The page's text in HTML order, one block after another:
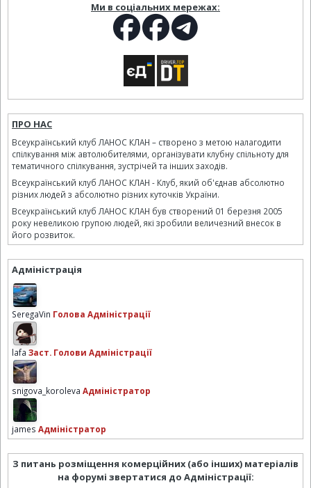
Ми в соціальних мережах:
ПРО НАС
Всеукраїнський клуб ЛАНОС КЛАН – створено з метою налагодити
спілкування між автолюбителями, організувати клубну спільноту для
тематичного спілкування, зустрічей та інших заходів.
Всеукраїнський клуб ЛАНОС КЛАН - Клуб, який об'єднав абсолютно
різних людей з абсолютно різних куточків України.
Всеукраїнський клуб ЛАНОС КЛАН був створений 01 березня 2005
року невеликою групою людей, які зробили величезний внесок в
його розвиток.
Адміністрація
SeregaVin Голова Адміністрації
lafa Заст. Голови Адміністрації
snigova_koroleva Адміністратор
james Адміністратор
З питань розміщення комерційних (або інших) матеріалів
на форумі звертатися до Адміністрації: